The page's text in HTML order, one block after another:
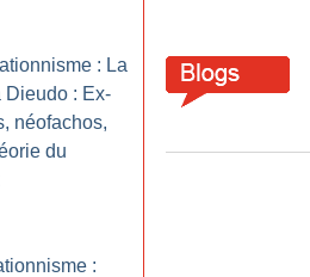
: La
Dieudo : Ex-
néofachos,
du
: